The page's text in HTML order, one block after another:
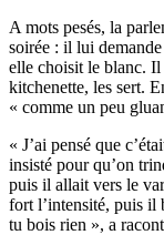
A mots pesés, la
soirée : il lui
elle choisit le blanc. Il
kitchenette, les sert.
« comme un peu
« J’ai pensé que
insisté pour qu’on
puis il allait vers le
fort l’intensité, puis il
tu bois rien », a